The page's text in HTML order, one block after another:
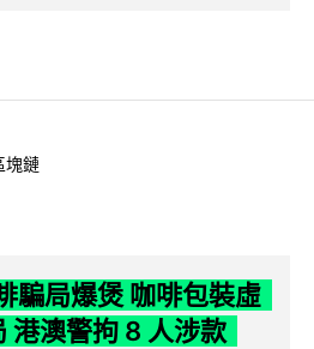
塊鏈
騙局爆煲 咖啡包裝虛
港澳警拘 8 人涉款